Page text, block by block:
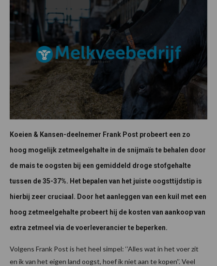
Koeien & Kansen-deelnemer Frank Post probeert een zo
hoog mogelijk zetmeelgehalte in de snijmaïs te behalen door
de mais te oogsten bij een gemiddeld droge stofgehalte
tussen de 35-37%. Het bepalen van het juiste oogsttijdstip is
hierbij zeer cruciaal. Door het aanleggen van een kuil met een
hoog zetmeelgehalte probeert hij de kosten van aankoop van
extra zetmeel via de voerleverancier te beperken.
Volgens Frank Post is het heel simpel: ‘’Alles wat in het voer zit
en ik van het eigen land oogst, hoef ik niet aan te kopen’’. Veel